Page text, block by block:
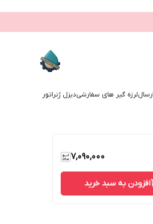
لرزه گیر های سفارشیدیزل ژنراتور
7,090,000
افزودن به سبد خرید